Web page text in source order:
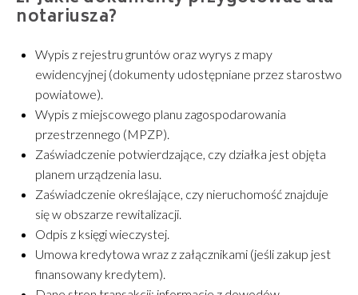
notariusza?
Wypis z rejestru gruntów oraz wyrys z mapy
ewidencyjnej (dokumenty udostępniane przez starostwo
powiatowe).
Wypis z miejscowego planu zagospodarowania
przestrzennego (MPZP).
Zaświadczenie potwierdzające, czy działka jest objęta
planem urządzenia lasu.
Zaświadczenie określające, czy nieruchomość znajduje
się w obszarze rewitalizacji.
Odpis z księgi wieczystej.
Umowa kredytowa wraz z załącznikami (jeśli zakup jest
finansowany kredytem).